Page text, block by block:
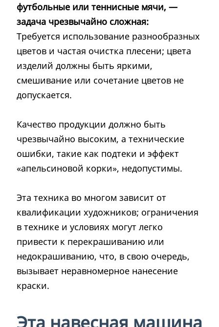
футбольные или теннисные мячи, —
задача чрезвычайно сложная:
Требуется использование разнообразных
цветов и частая очистка плесени; цвета
изделий должны быть яркими,
смешивание или сочетание цветов не
допускается.
Качество продукции должно быть
чрезвычайно высоким, а технические
ошибки, такие как подтеки и эффект
«апельсиновой корки», недопустимы.
Эта техника во многом зависит от
квалификации художников; ограничения
в технике и условиях могут легко
привести к перекрашиванию или
недокрашиванию, что, в свою очередь,
вызывает неравномерное нанесение
краски.